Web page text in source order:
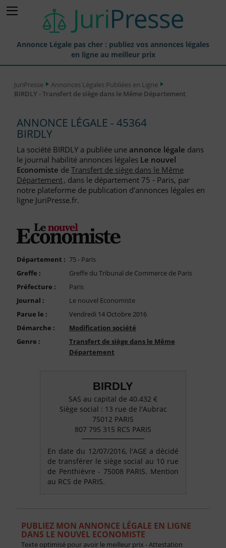
Annonce Légale pas cher : publiez vos annonces légales
en ligne au meilleur prix
Annonces Légales Publiées
Journaux Habilités (JAL) Annonces Légales
Départements pour la Publication d'Annonces Légales
Liste des Greffes
Liste des CCI
FAQ
Compte PRO
JuriPresse
Annonces Légales Publiées en Ligne
BIRDLY - Transfert de siège dans le Même Département
ANNONCE LÉGALE - 45364
BIRDLY
La société BIRDLY a publiée une annonce légale dans
le journal habilité annonces légales Le nouvel
Economiste deTransfert de siège dans le Même
Département, dans le département 75 - Paris, par
notre plateforme de publication d'annonces légales en
ligne JuriPresse.fr.
Département : 75 - Paris
Greffe :
Greffe du Tribunal de Commerce de Paris
Préfecture :
Paris
Journal :
Le nouvel Economiste
Parue le :
Vendredi 14 Octobre 2016
Démarche :
Modification société
Genre :
Transfert de siège dans le Même
Département
BIRDLY
SAS au capital de 40.432 €
Siège social : 13 rue de l'Aubrac
75012 PARIS
807 795 315 RCS PARIS
En date du 12/07/2016, l'AGE a décidé
de transférer le siège social au 10 rue
de Penthièvre - 75008 PARIS. Mention
au RCS de PARIS.
PUBLIEZ MON ANNONCE LÉGALE EN LIGNE
DANS LE NOUVEL ECONOMISTE
Texte optimisé pour avoir le meilleur prix - Attestation